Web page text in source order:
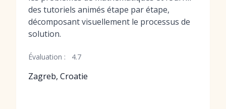
des tutoriels animés étape par étape,
décomposant visuellement le processus de
solution.
Évaluation : 4.7
Zagreb, Croatie